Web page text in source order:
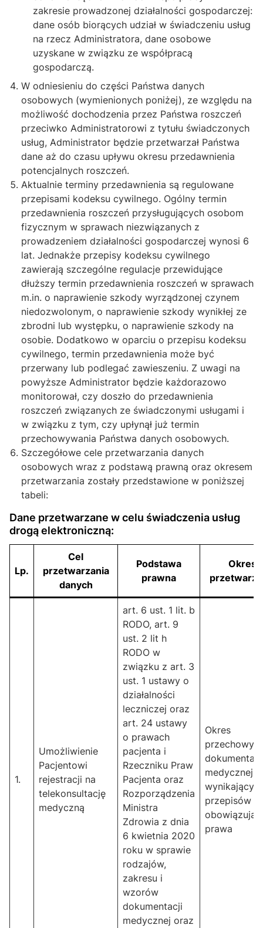
zakresie prowadzonej działalności gospodarczej:
dane osób biorących udział w świadczeniu usług
na rzecz Administratora, dane osobowe
uzyskane w związku ze współpracą
gospodarczą.
W odniesieniu do części Państwa danych
osobowych (wymienionych poniżej), ze względu na
możliwość dochodzenia przez Państwa roszczeń
przeciwko Administratorowi z tytułu świadczonych
usług, Administrator będzie przetwarzał Państwa
dane aż do czasu upływu okresu przedawnienia
potencjalnych roszczeń.
Aktualnie terminy przedawnienia są regulowane
przepisami kodeksu cywilnego. Ogólny termin
przedawnienia roszczeń przysługujących osobom
fizycznym w sprawach niezwiązanych z
prowadzeniem działalności gospodarczej wynosi 6
lat. Jednakże przepisy kodeksu cywilnego
zawierają szczególne regulacje przewidujące
dłuższy termin przedawnienia roszczeń w sprawach
m.in. o naprawienie szkody wyrządzonej czynem
niedozwolonym, o naprawienie szkody wynikłej ze
zbrodni lub występku, o naprawienie szkody na
osobie. Dodatkowo w oparciu o przepisu kodeksu
cywilnego, termin przedawnienia może być
przerwany lub podlegać zawieszeniu. Z uwagi na
powyższe Administrator będzie każdorazowo
monitorował, czy doszło do przedawnienia
roszczeń związanych ze świadczonymi usługami i
w związku z tym, czy upłynął już termin
przechowywania Państwa danych osobowych.
Szczegółowe cele przetwarzania danych
osobowych wraz z podstawą prawną oraz okresem
przetwarzania zostały przedstawione w poniższej
tabeli:
Dane przetwarzane w celu świadczenia usług
drogą elektroniczną:
Lp.
Cel
przetwarzania
danych
Podstawa
prawna
Okres
1.
Umożliwienie
Pacjentowi
rejestracji na
telekonsultację
medyczną
art. 6 ust. 1 lit. b
RODO, art. 9
ust. 2 lit h
RODO w
związku z art. 3
ust. 1 ustawy o
działalności
leczniczej oraz
art. 24 ustawy
o prawach
pacjenta i
Rzeczniku Praw
Pacjenta oraz
Rozporządzenia
Ministra
Zdrowia z dnia
6 kwietnia 2020
roku w sprawie
rodzajów,
zakresu i
wzorów
dokumentacji
medycznej oraz
Okres
medycznej
wynikający z
przepisów
prawa